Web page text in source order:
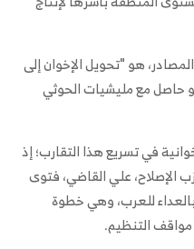
هو "تحويل الإخوان إلى
حاصل مع مليشيات الحوثي
في تسريع هذا التقارب؛ إذ
علي القاضي، فتوى
للعرب، وهي خطوة
التنظيم.